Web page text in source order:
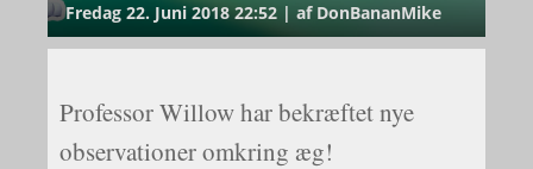
Fredag 22. Juni 2018 22:52 | af DonBananMike
Professor Willow har bekræftet nye
observationer omkring æg!